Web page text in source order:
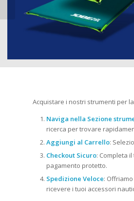
Acquistare i nostri strumenti per
Naviga nella Sezione
ricerca per trovare
Aggiungi al Carrello:
Checkout Sicuro: Completa
pagamento protetto.
Spedizione Veloce:
ricevere i tuoi accessori